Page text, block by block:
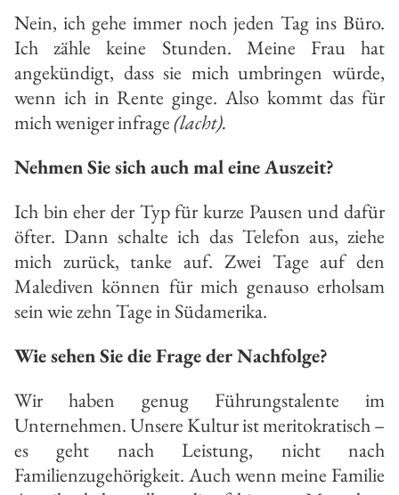
Nein, ich gehe immer noch jeden Tag ins Büro.
Ich zähle keine Stunden. Meine Frau hat
angekündigt, dass sie mich umbringen würde,
wenn ich in Rente ginge. Also kommt das für
mich weniger infrage(lacht).
Nehmen Sie sich auch mal eine Auszeit?
Ich bin eher der Typ für kurze Pausen und dafür
öfter. Dann schalte ich das Telefon aus, ziehe
mich zurück, tanke auf. Zwei Tage auf den
Malediven können für mich genauso erholsam
sein wie zehn Tage in Südamerika.
Wie sehen Sie die Frage der Nachfolge?
Wir haben genug Führungstalente im
Unternehmen. Unsere Kultur ist meritokratisch –
es geht nach Leistung, nicht nach
Familienzugehörigkeit. Auch wenn meine Familie